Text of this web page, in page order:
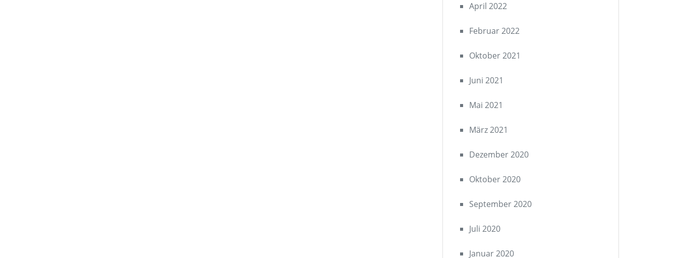
April 2022
Februar 2022
Oktober 2021
Juni 2021
Mai 2021
März 2021
Dezember 2020
Oktober 2020
September 2020
Juli 2020
Januar 2020